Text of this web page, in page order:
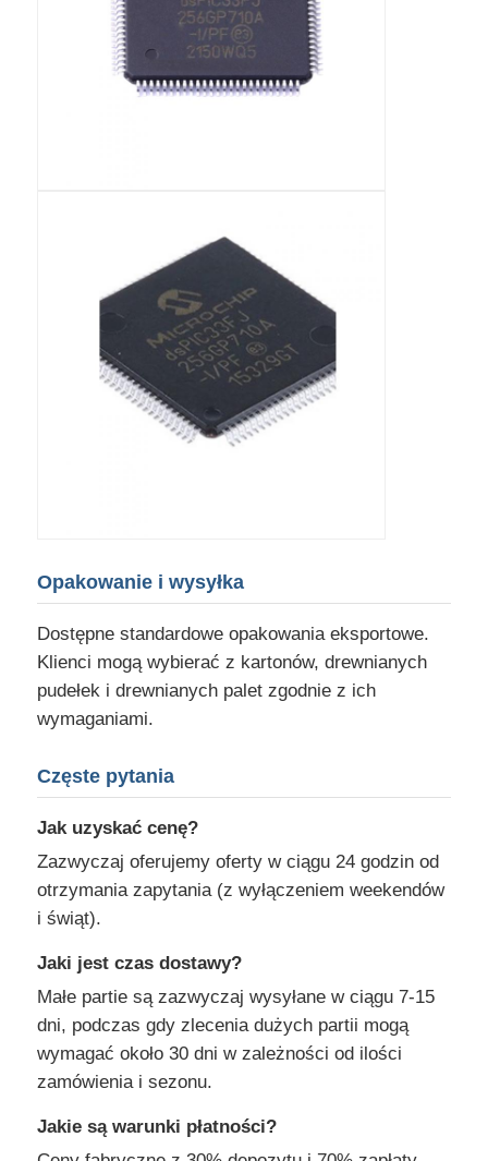
Opakowanie i wysyłka
Dostępne standardowe opakowania eksportowe.
Klienci mogą wybierać z kartonów, drewnianych
pudełek i drewnianych palet zgodnie z ich
wymaganiami.
Częste pytania
Jak uzyskać cenę?
Zazwyczaj oferujemy oferty w ciągu 24 godzin od
otrzymania zapytania (z wyłączeniem weekendów
i świąt).
Jaki jest czas dostawy?
Małe partie są zazwyczaj wysyłane w ciągu 7-15
dni, podczas gdy zlecenia dużych partii mogą
wymagać około 30 dni w zależności od ilości
zamówienia i sezonu.
Jakie są warunki płatności?